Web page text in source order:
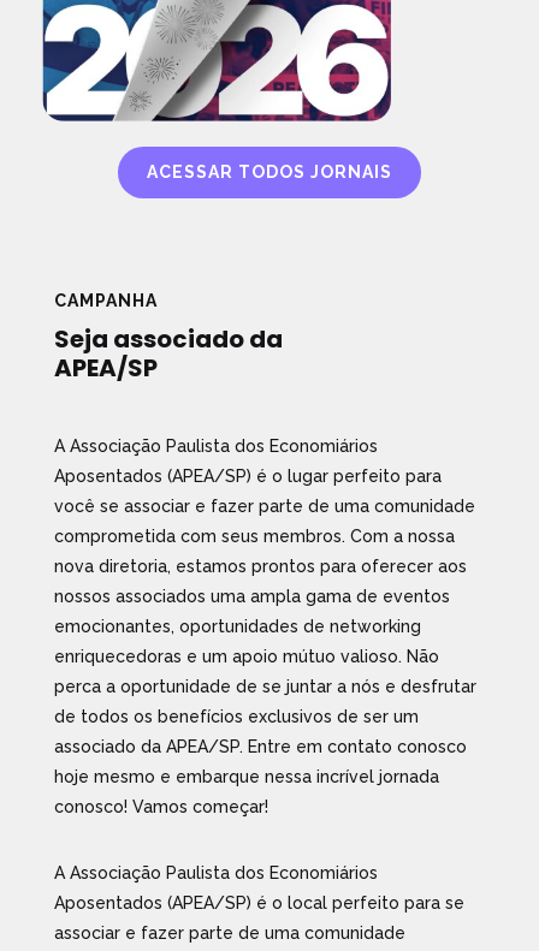
ACESSAR TODOS JORNAIS
CAMPANHA
Seja associado da
APEA/SP
A Associação Paulista dos Economiários
Aposentados (APEA/SP) é o lugar perfeito para
você se associar e fazer parte de uma comunidade
comprometida com seus membros. Com a nossa
nova diretoria, estamos prontos para oferecer aos
nossos associados uma ampla gama de eventos
emocionantes, oportunidades de networking
enriquecedoras e um apoio mútuo valioso. Não
perca a oportunidade de se juntar a nós e desfrutar
de todos os benefícios exclusivos de ser um
associado da APEA/SP. Entre em contato conosco
hoje mesmo e embarque nessa incrível jornada
conosco! Vamos começar!
A Associação Paulista dos Economiários
Aposentados (APEA/SP) é o local perfeito para se
associar e fazer parte de uma comunidade